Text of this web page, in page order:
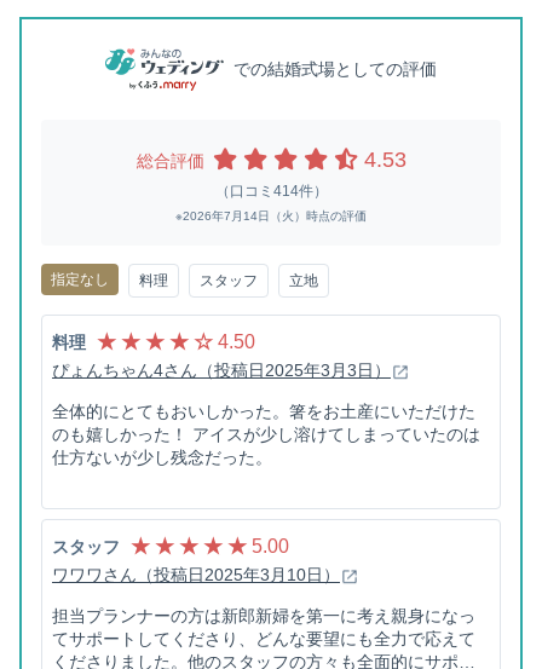
での結婚式場としての評価
総合評価 4.53
（口コミ414件）
※2026年7月14日（火）時点の評価
指定なし 料理 スタッフ 立地
料理 ★ ★ ★ ★ ☆ 4.50
ぴょんちゃん4さん（投稿日2025年3月3日）
全体的にとてもおいしかった。箸をお土産にいただけた
のも嬉しかった！ アイスが少し溶けてしまっていたのは
仕方ないが少し残念だった。
スタッフ ★ ★ ★ ★ ★ 5.00
ワワワさん（投稿日2025年3月10日）
担当プランナーの方は新郎新婦を第一に考え親身になっ
てサポートしてくださり、どんな要望にも全力で応えて
くださりました。他のスタッフの方々も全面的にサポー